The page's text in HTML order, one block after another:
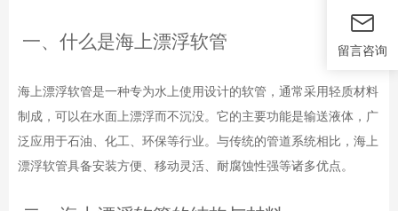
一、什么是海上漂浮软管
海上漂浮软管是一种专为水上使用设计的软管，通常采用轻质材料
制成，可以在水面上漂浮而不沉没。它的主要功能是输送液体，广
泛应用于石油、化工、环保等行业。与传统的管道系统相比，海上
漂浮软管具备安装方便、移动灵活、耐腐蚀性强等诸多优点。
留言咨询